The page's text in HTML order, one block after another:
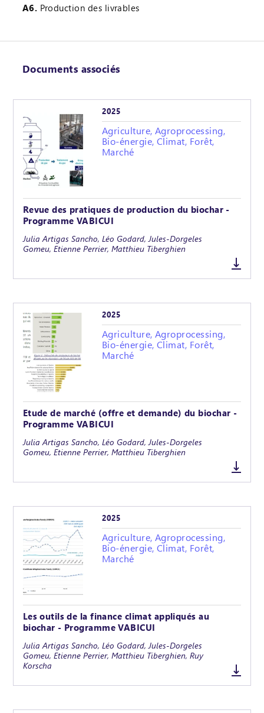
A6. Production des livrables
Documents associés
2025
Agriculture, Agroprocessing,
Bio-énergie, Climat, Forêt,
Marché
Revue des pratiques de production du biochar -
Programme VABICUI
Julia Artigas Sancho, Léo Godard, Jules-Dorgeles
Gomeu, Etienne Perrier, Matthieu Tiberghien
2025
Agriculture, Agroprocessing,
Bio-énergie, Climat, Forêt,
Marché
Etude de marché (offre et demande) du biochar -
Programme VABICUI
Julia Artigas Sancho, Léo Godard, Jules-Dorgeles
Gomeu, Etienne Perrier, Matthieu Tiberghien
2025
Agriculture, Agroprocessing,
Bio-énergie, Climat, Forêt,
Marché
Les outils de la finance climat appliqués au
biochar - Programme VABICUI
Julia Artigas Sancho, Léo Godard, Jules-Dorgeles
Gomeu, Etienne Perrier, Matthieu Tiberghien, Ruy
Korscha